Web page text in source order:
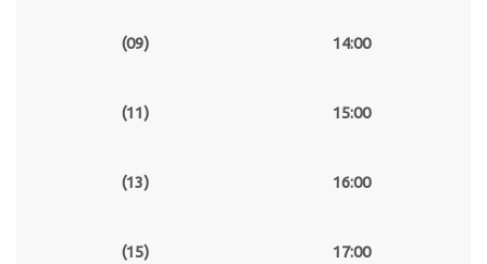
(09) 14:00
(11) 15:00
(13) 16:00
(15) 17:00